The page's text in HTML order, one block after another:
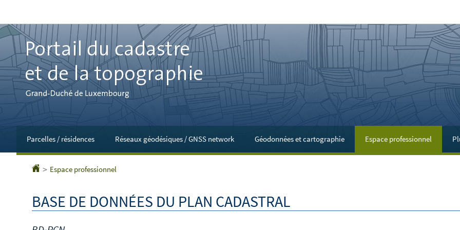
la
navigation
contenu
Parcelles / résidences Réseaux géodésiques / GNSS network Géodonnées et cartographie Espace professionnel
Accueil
Espace professionnel
BASE DE DONNÉES DU PLAN CADASTRAL